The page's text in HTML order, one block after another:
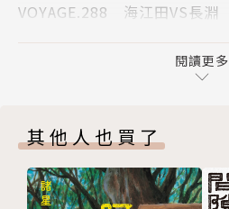
VOYAGE.288 海江田VS長淵
VOYAGE.293 山口狂吼
版權頁
封底
閱讀更多
其他人也買了